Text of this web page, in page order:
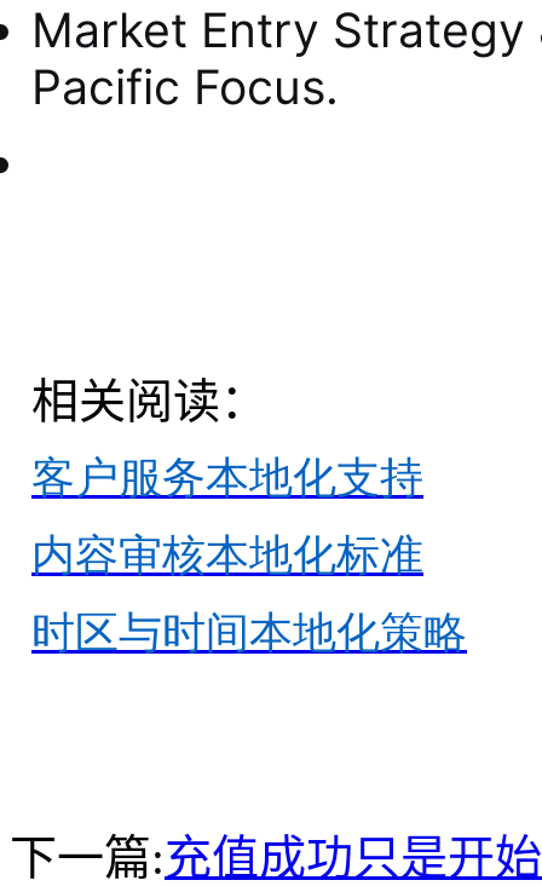
Market Entry Strategy
Pacific Focus.
相关阅读：
客户服务本地化支持
内容审核本地化标准
时区与时间本地化策略
下一篇:充值成功只是开